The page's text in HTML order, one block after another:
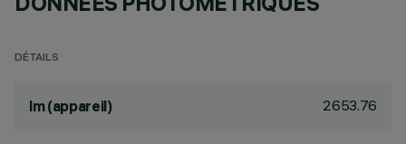
DÉTAILS
lm (appareil) 2653.76